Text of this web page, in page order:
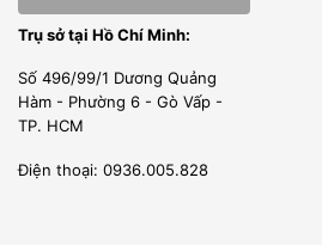
Trụ sở tại Hồ Chí Minh:
Số 496/99/1 Dương Quảng
Hàm - Phường 6 - Gò Vấp -
TP. HCM
Điện thoại: 0936.005.828